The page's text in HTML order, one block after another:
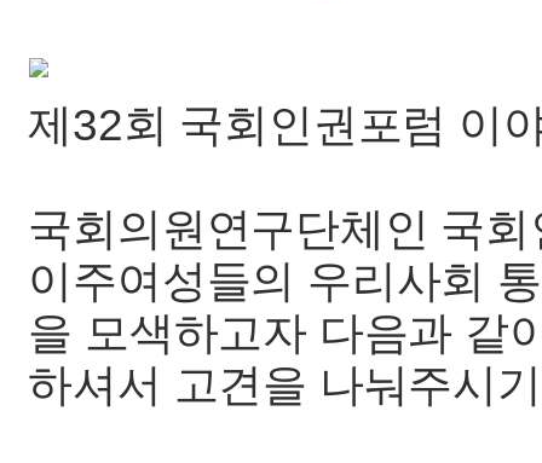
제32회 국회인권포럼 이
국회의원연구단체인 국
이주여성들의 우리사회
을 모색하고자 다음과 같
하셔서 고견을 나눠주시